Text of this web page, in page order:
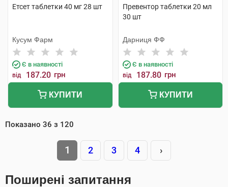
Етсет таблетки 40 мг 28 шт
Кусум Фарм
Є в наявності
від 187.20 грн
КУПИТИ
Превентор таблетки 20 мл
30 шт
Дарниця ФФ
Є в наявності
від 187.80 грн
КУПИТИ
Показано 36 з 120
1 2 3 4 ›
Поширені запитання